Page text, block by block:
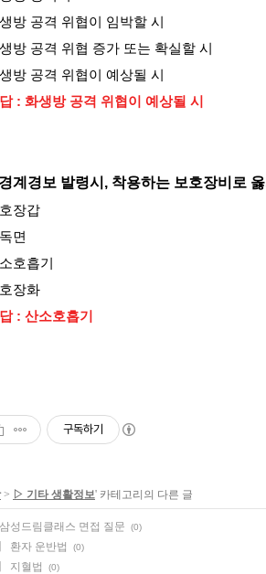
방 공격 위협이 임박할 시
방 공격 위협 증가 또는 확실할 시
방 공격 위협이 예상될 시
: 화생방 공격 위협이 예상될 시
계경보 발령시, 착용하는 보호장비로
장갑
면
호흡기
장화
: 산소호흡기
구독하기
> ▷ 기타 생활정보' 카테고리의 다른 글
삼성드림클래스 면접 질문 (0)
환자 운반법 (0)
지혈법 (0)